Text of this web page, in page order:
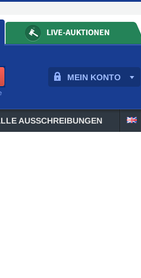
MEIN KONTO
AUSSCHREIBUNGEN